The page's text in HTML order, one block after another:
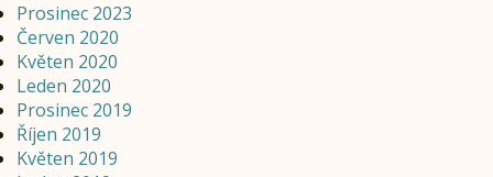
Prosinec 2023
Červen 2020
Květen 2020
Leden 2020
Prosinec 2019
Říjen 2019
Květen 2019